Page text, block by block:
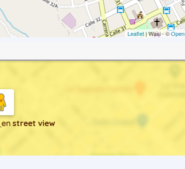
Leaflet| Wasi - ©
en street view